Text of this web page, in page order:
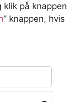
på knappen
” knappen, hvis